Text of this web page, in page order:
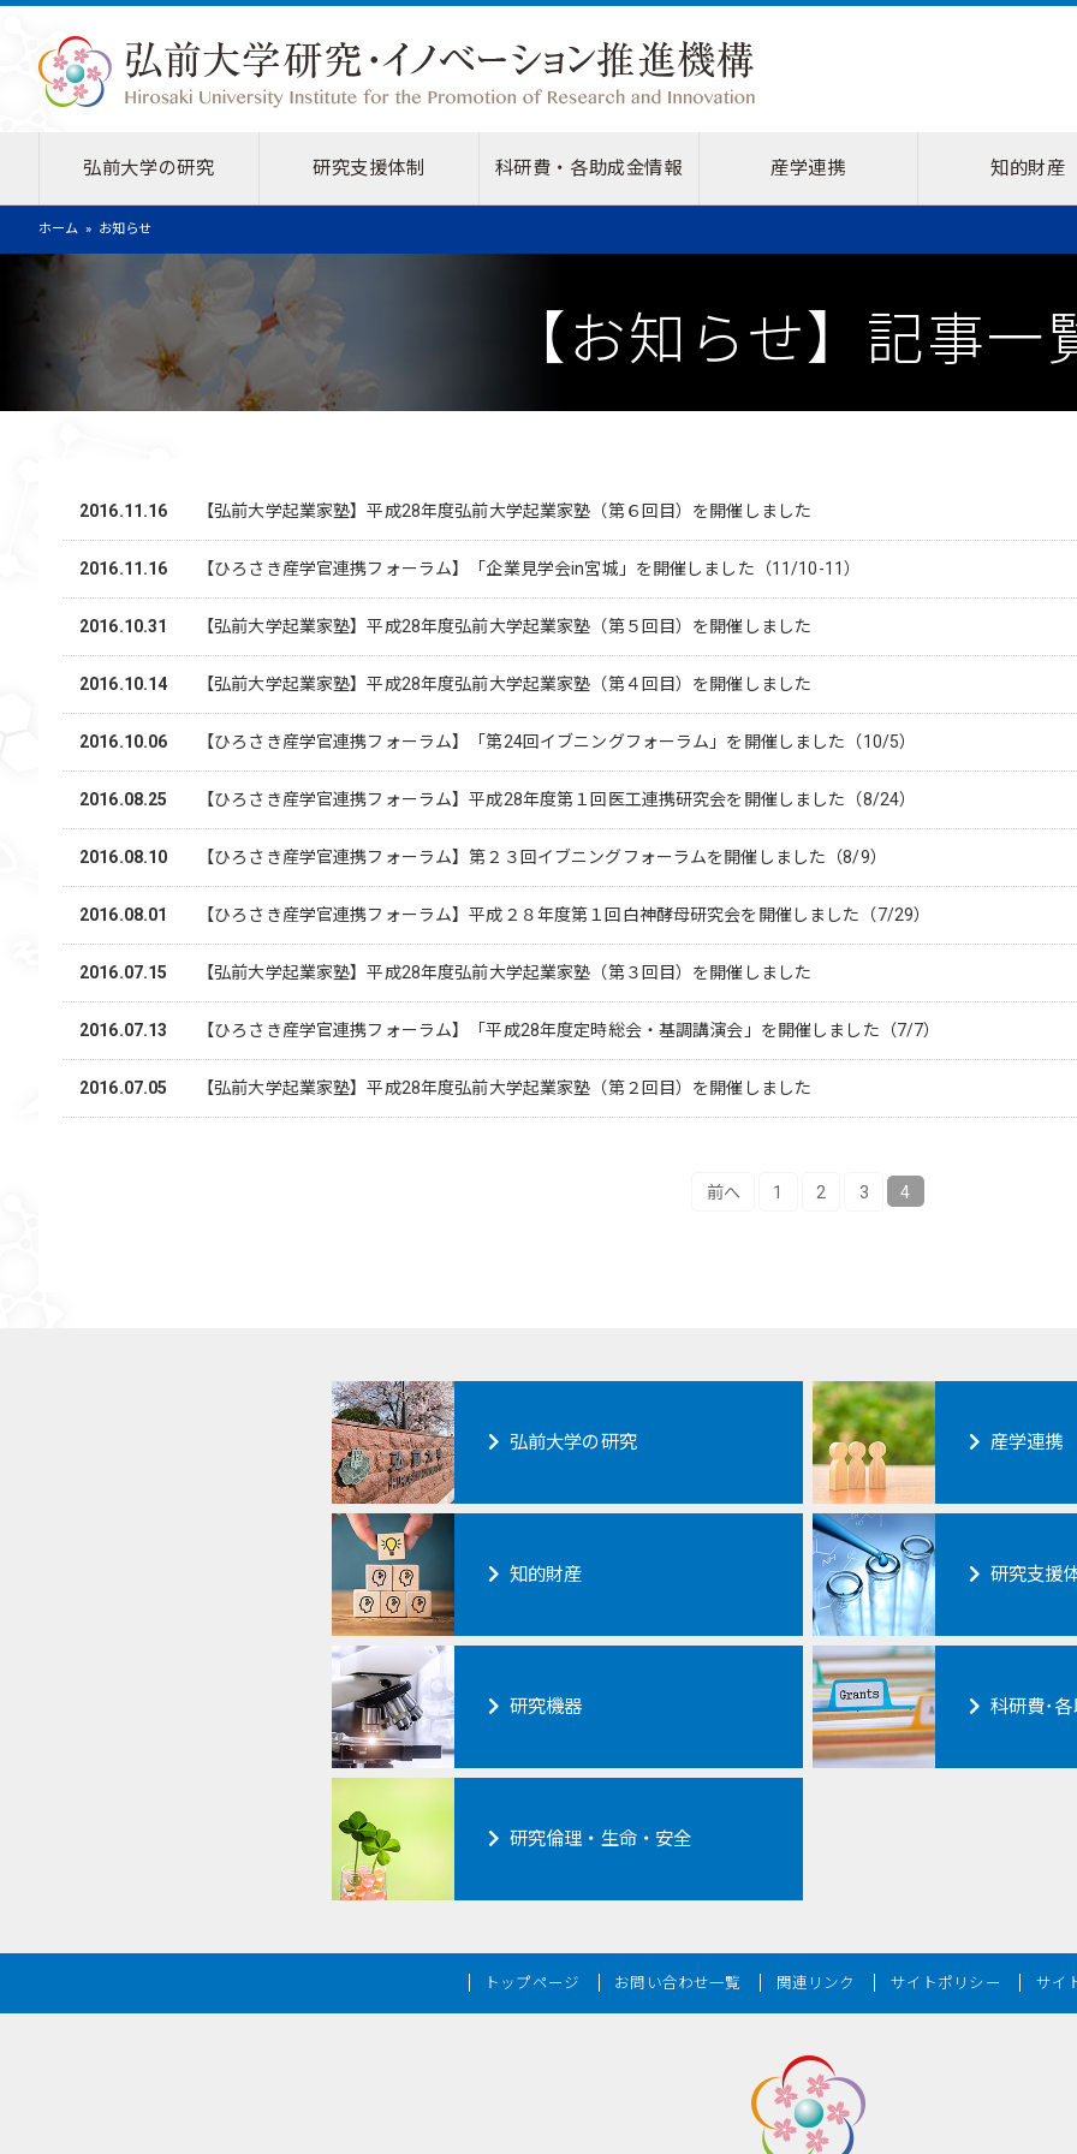
弘前大学の研究 研究支援体制 科研費・各助成金情報 産学連携 知的財産
ホーム お知らせ
【お知らせ】記事一
2016.11.16 【弘前大学起業家塾】平成28年度弘前大学起業家塾（第６回目）を開催しました
2016.11.16 【ひろさき産学官連携フォーラム】「企業見学会in宮城」を開催しました（11/10-11）
2016.10.31 【弘前大学起業家塾】平成28年度弘前大学起業家塾（第５回目）を開催しました
2016.10.14 【弘前大学起業家塾】平成28年度弘前大学起業家塾（第４回目）を開催しました
2016.10.06 【ひろさき産学官連携フォーラム】「第24回イブニングフォーラム」を開催しました（10/5）
2016.08.25 【ひろさき産学官連携フォーラム】平成28年度第１回医工連携研究会を開催しました（8/24）
2016.08.10 【ひろさき産学官連携フォーラム】第２３回イブニングフォーラムを開催しました（8/9）
2016.08.01 【ひろさき産学官連携フォーラム】平成２８年度第１回白神酵母研究会を開催しました（7/29）
2016.07.15 【弘前大学起業家塾】平成28年度弘前大学起業家塾（第３回目）を開催しました
2016.07.13 【ひろさき産学官連携フォーラム】「平成28年度定時総会・基調講演会」を開催しました（7/7）
2016.07.05 【弘前大学起業家塾】平成28年度弘前大学起業家塾（第２回目）を開催しました
前へ 1 2 3 4
弘前大学の研究 産学連携
知的財産 研究支援
研究機器 科研費･
研究倫理・生命・安全
トップページ お問い合わせ一覧 関連リンク サイトポリシー サイ